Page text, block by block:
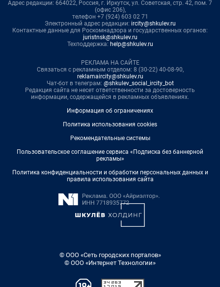
Адрес редакции: 664022, Россия, г. Иркутск, ул. Советская, стр. 42, пом. 7
(офис 206),
телефон +7 (924) 603 02 71
Электронный адрес редакции: ircity@shkulev.ru
Контактные данные для Роскомнадзора и государственных органов:
juristnsk@shkulev.ru
Техподдержка: help@shkulev.ru
РЕКЛАМА НА САЙТЕ
Связаться с рекламным отделом: 8 (30-22) 40-08-90,
reklamaircity@shkulev.ru
Чат-бот в телеграм: @shkulev_social_ircity_bot
Редакция сайта не несет ответственности за достоверность
информации, содержащейся в рекламных объявлениях.
Информация об ограничениях
Политика использования cookies
Рекомендательные системы
Пользовательское соглашение сервиса «Подписка без баннерной
рекламы»
Политика конфиденциальности и обработки персональных данных и
правила использования сайта
© ООО «Сеть городских порталов»
© ООО «Интернет Технологии»